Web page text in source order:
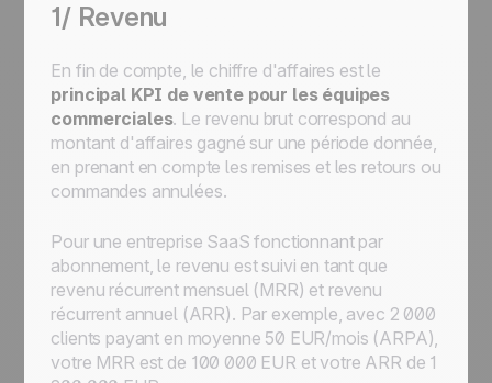
1/ Revenu
En fin de compte, le chiffre d'affaires est le
principal KPI de vente pour les équipes
commerciales. Le revenu brut correspond au
montant d'affaires gagné sur une période donnée,
en prenant en compte les remises et les retours ou
commandes annulées.
Pour une entreprise SaaS fonctionnant par
abonnement, le revenu est suivi en tant que
revenu récurrent mensuel (MRR) et revenu
récurrent annuel (ARR). Par exemple, avec 2 000
clients payant en moyenne 50 EUR/mois (ARPA),
votre MRR est de 100 000 EUR et votre ARR de 1